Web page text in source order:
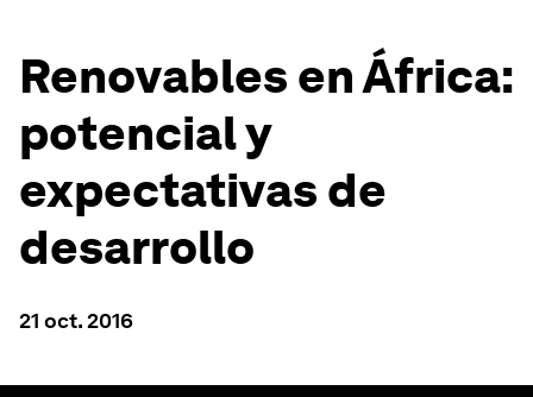
Renovables en África:
potencial y
expectativas de
desarrollo
21 oct. 2016